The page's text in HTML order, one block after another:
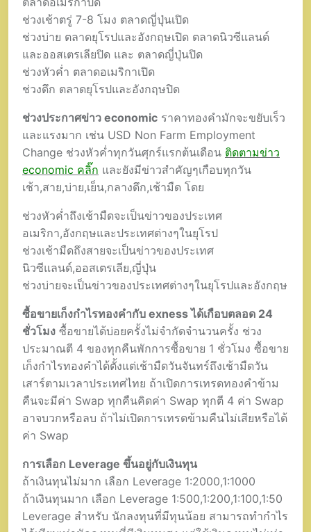
ช่วงเช้าตรู่ 7-8 โมง ตลาดญี่ปุ่นเปิด
ช่วงบ่าย ตลาดยุโรปและอังกฤษเปิด ตลาดนิวซีแลนด์
และออสเตรเลียปิด และ ตลาดญี่ปุ่นปิด
ช่วงหัวค่ำ ตลาดอเมริกาเปิด
ช่วงดึก ตลาดยุโรปและอังกฤษปิด
ช่วงประกาศข่าว economic ราคาทองคำมักจะขยับเร็ว
และแรงมาก เช่น USD Non Farm Employment
Change ช่วงหัวค่ำทุกวันศุกร์แรกต้นเดือน ติดตามข่าว
economic คลิ๊ก และยังมีข่าวสำคัญๆเกือบทุกวัน
เช้า,สาย,บ่าย,เย็น,กลางดึก,เช้ามืด โดย
ช่วงหัวค่ำถึงเช้ามืดจะเป็นข่าวของประเทศ
อเมริกา,อังกฤษและประเทศต่างๆในยุโรป
ช่วงเช้ามืดถึงสายจะเป็นข่าวของประเทศ
นิวซีแลนด์,ออสเตรเลีย,ญี่ปุ่น
ช่วงบ่ายจะเป็นข่าวของประเทศต่างๆในยุโรปและอังกฤษ
ซื้อขายเก็งกำไรทองคำกับ exness ได้เกือบตลอด 24
ชั่วโมง ซื้อขายได้บ่อยครั้งไม่จำกัดจำนวนครั้ง ช่วง
ประมาณตี 4 ของทุกคืนพักการซื้อขาย 1 ชั่วโมง ซื้อขาย
เก็งกำไรทองคำได้ตั้งแต่เช้ามืดวันจันทร์ถึงเช้ามืดวัน
เสาร์ตามเวลาประเทศไทย ถ้าเปิดการเทรดทองคำข้าม
คืนจะมีค่า Swap ทุกคืนคิดค่า Swap ทุกตี 4 ค่า Swap
อาจบวกหรือลบ ถ้าไม่เปิดการเทรดข้ามคืนไม่เสียหรือได้
ค่า Swap
การเลือก Leverage ขึ้นอยู่กับเงินทุน
ถ้าเงินทุนไม่มาก เลือก Leverage 1:2000,1:1000
ถ้าเงินทุนมาก เลือก Leverage 1:500,1:200,1:100,1:50
Leverage สำหรับ นักลงทุนที่มีทุนน้อย สามารถทำกำไร